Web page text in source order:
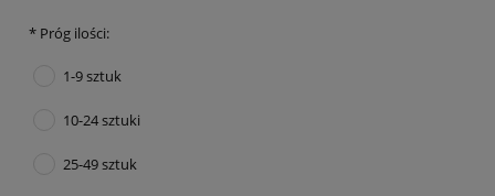
* Próg ilości:
1-9 sztuk
10-24 sztuki
25-49 sztuk